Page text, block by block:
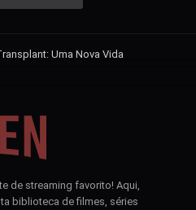
Uma Nova Vida
de streaming favorito! Aqui,
biblioteca de filmes, séries